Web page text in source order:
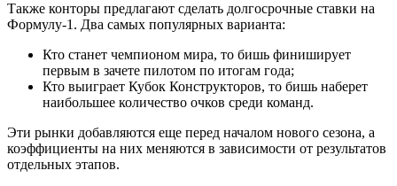
Также конторы предлагают сделать долгосрочные ставки на
Формулу-1. Два самых популярных варианта:
Кто станет чемпионом мира, то бишь финиширует
первым в зачете пилотом по итогам года;
Кто выиграет Кубок Конструкторов, то бишь наберет
наибольшее количество очков среди команд.
Эти рынки добавляются еще перед началом нового сезона, а
коэффициенты на них меняются в зависимости от результатов
отдельных этапов.